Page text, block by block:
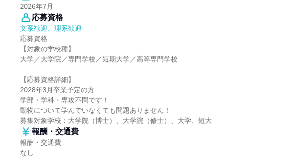
2026年7月
応募資格
文系歓迎、理系歓迎
応募資格
【対象の学校種】
大学／大学院／専門学校／短期大学／高等専門学校
【応募資格詳細】
2028年3月卒業予定の方
学部・学科・専攻不問です！
動物について学んでいなくても問題ありません！
募集対象学校：大学院（博士）、大学院（修士）、大学、短大
報酬・交通費
報酬・交通費
なし